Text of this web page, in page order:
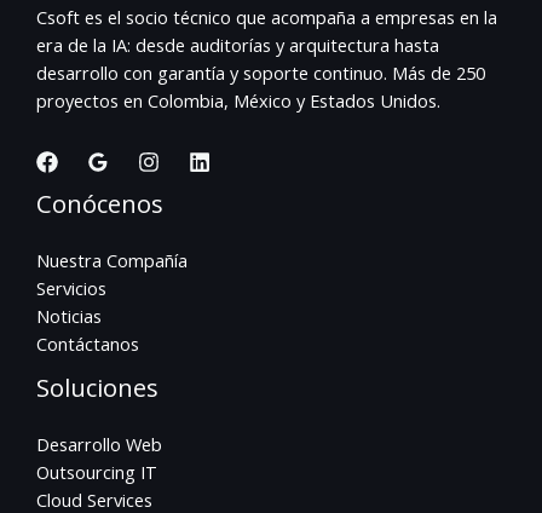
Csoft es el socio técnico que acompaña a empresas en la
era de la IA: desde auditorías y arquitectura hasta
desarrollo con garantía y soporte continuo. Más de 250
proyectos en Colombia, México y Estados Unidos.
Conócenos
Nuestra Compañía
Servicios
Noticias
Contáctanos
Soluciones
Desarrollo Web
Outsourcing IT
Cloud Services